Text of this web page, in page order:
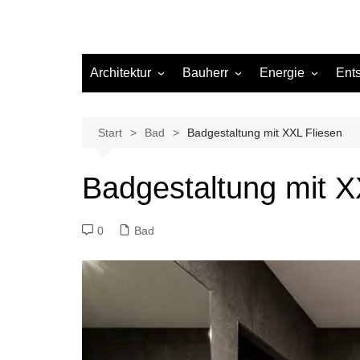
Architektur Bauherr
Beleuchtung
Materialien
Sanierung
Hygiene
Energie
Gas
Start Bad Badgestaltung mit XXL Fliesen
Badgestaltung mit
0 Bad